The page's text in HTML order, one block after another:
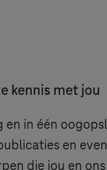
kennis met jou
en in één
en
die jou en